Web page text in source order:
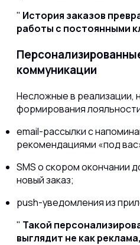
История заказов
работы с постоянными
коммуникации
Несложные в реализации,
формирования
email-рассылки с
рекомендациями «под
SMS о скором окончании
новый заказ;
push-уведомления из
Такой
выглядит не как